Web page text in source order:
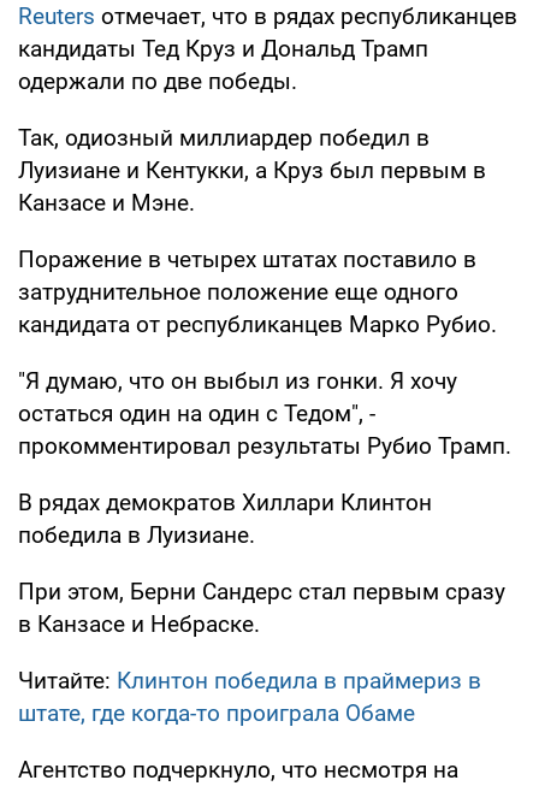
Reuters отмечает, что в рядах республиканцев
кандидаты Тед Круз и Дональд Трамп
одержали по две победы.
Так, одиозный миллиардер победил в
Луизиане и Кентукки, а Круз был первым в
Канзасе и Мэне.
Поражение в четырех штатах поставило в
затруднительное положение еще одного
кандидата от республиканцев Марко Рубио.
"Я думаю, что он выбыл из гонки. Я хочу
остаться один на один с Тедом", -
прокомментировал результаты Рубио Трамп.
В рядах демократов Хиллари Клинтон
победила в Луизиане.
При этом, Берни Сандерс стал первым сразу
в Канзасе и Небраске.
Читайте: Клинтон победила в праймериз в
штате, где когда-то проиграла Обаме
Агентство подчеркнуло, что несмотря на